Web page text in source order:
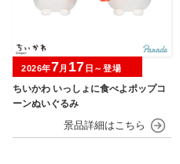
ちいかわ いっしょに食べよポップコ
ーンぬいぐるみ
2026年7月 17 日～登場